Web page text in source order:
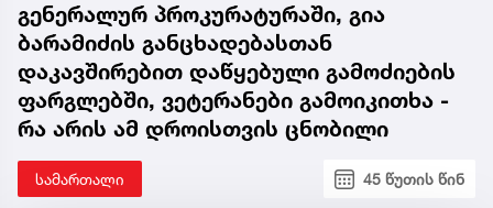
გენერალურ პროკურატურაში, გია
ბარამიძის განცხადებასთან
დაკავშირებით დაწყებული გამოძიების
ფარგლებში, ვეტერანები გამოიკითხა -
რა არის ამ დროისთვის ცნობილი
სამართალი 45 წუთის წინ